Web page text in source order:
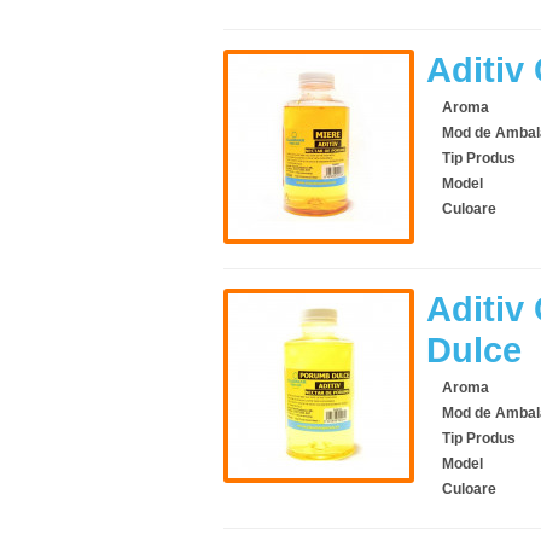
Aditiv
Aroma
Mod de
Tip Produs
Model
Culoare
Aditiv
Dulce
Aroma
Mod de
Tip Produs
Model
Culoare